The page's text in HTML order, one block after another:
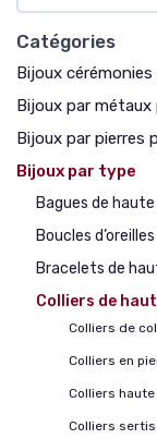
Catégories
Bijoux
Bijoux par métaux
Bijoux par pierres
Bijoux par type
Bagues de
Boucles
Bracelets de
Colliers de
Colliers de
Colliers en
Colliers
Colliers